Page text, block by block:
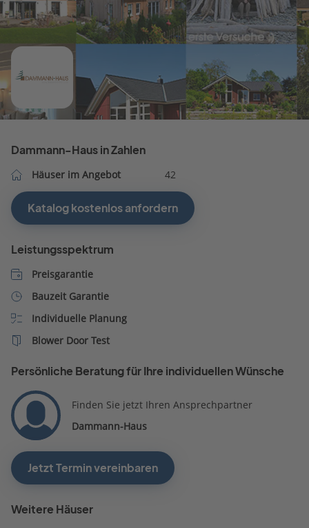
Dammann-Haus in Zahlen
Häuser im Angebot 42
Katalog kostenlos anfordern
Leistungsspektrum
Preisgarantie
Bauzeit Garantie
Individuelle Planung
Blower Door Test
Persönliche Beratung für Ihre individuellen Wünsche
Finden Sie jetzt Ihren Ansprechpartner
Dammann-Haus
Jetzt Termin vereinbaren
Weitere Häuser